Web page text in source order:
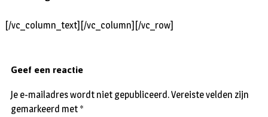
[/vc_column_text][/vc_column][/vc_row]
Geef een reactie
Je e-mailadres wordt niet gepubliceerd.Vereiste velden zijn
gemarkeerd met *